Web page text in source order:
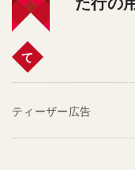
て
ティーザー広告